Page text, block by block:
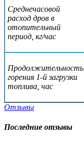
Среднечасовой
расход дров в
отопительный
период, кг/час
Продолжительность
горения 1-й загрузки
топлива, час
Отзывы
Последние отзывы